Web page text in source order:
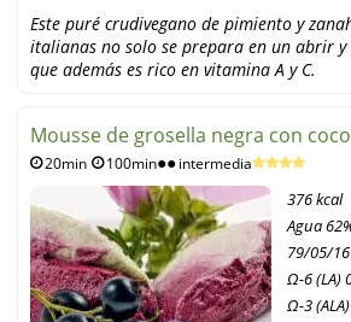
Este puré crudivegano de pimiento y
italianas no solo se prepara en un abrir
que además es rico en vitamina A y C.
Mousse de grosella negra con
20min 100min intermedia
376 kcal
Agua
79/05/16
Ω-6 (LA)
Ω-3